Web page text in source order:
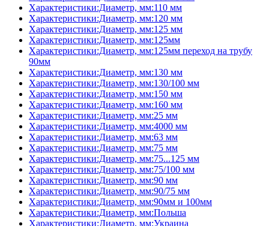
Характеристики:Диаметр, мм:110 мм
Характеристики:Диаметр, мм:120 мм
Характеристики:Диаметр, мм:125 мм
Характеристики:Диаметр, мм:125мм
Характеристики:Диаметр, мм:125мм переход на трубу
90мм
Характеристики:Диаметр, мм:130 мм
Характеристики:Диаметр, мм:130/100 мм
Характеристики:Диаметр, мм:150 мм
Характеристики:Диаметр, мм:160 мм
Характеристики:Диаметр, мм:25 мм
Характеристики:Диаметр, мм:4000 мм
Характеристики:Диаметр, мм:63 мм
Характеристики:Диаметр, мм:75 мм
Характеристики:Диаметр, мм:75...125 мм
Характеристики:Диаметр, мм:75/100 мм
Характеристики:Диаметр, мм:90 мм
Характеристики:Диаметр, мм:90/75 мм
Характеристики:Диаметр, мм:90мм и 100мм
Характеристики:Диаметр, мм:Польша
Характеристики:Диаметр, мм:Украина